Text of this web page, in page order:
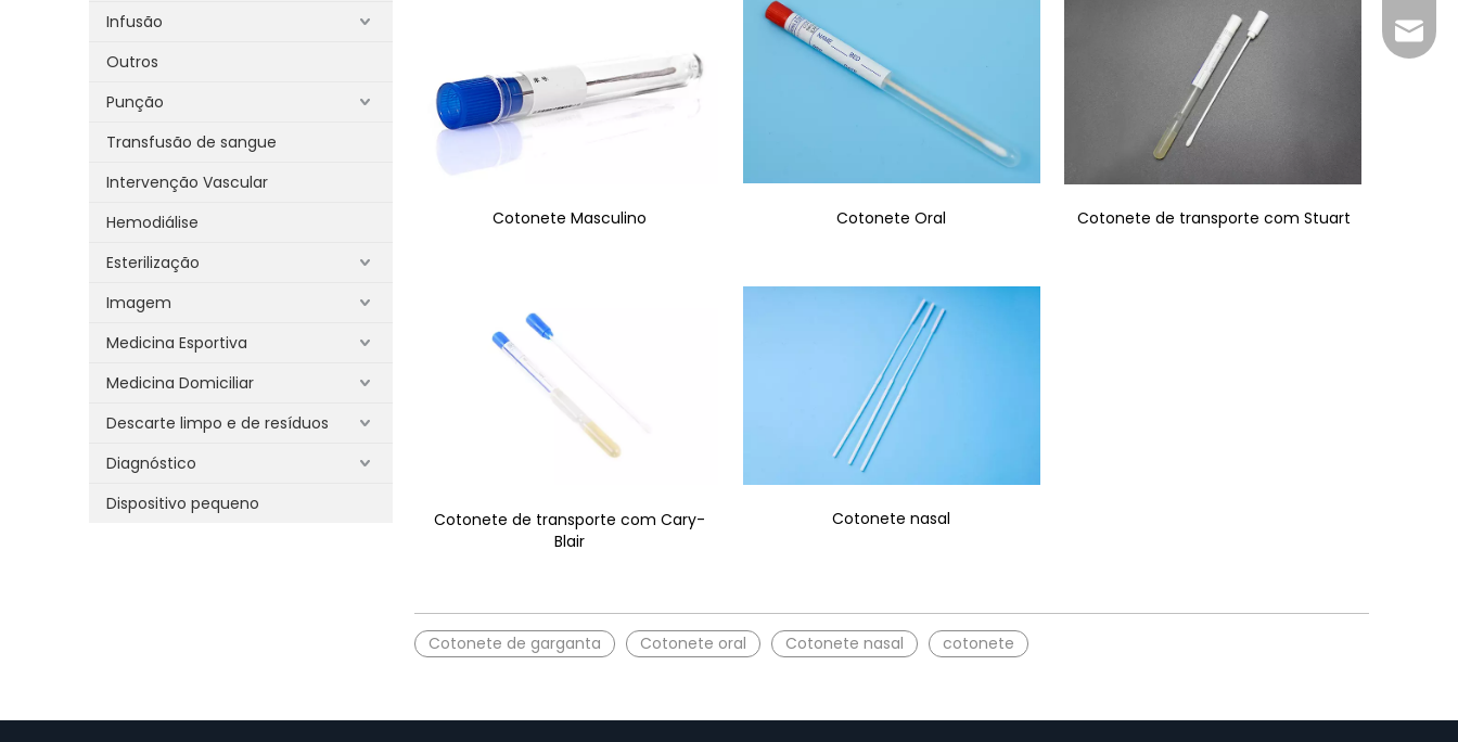
Infusão
Outros
Punção
Transfusão de sangue
Intervenção Vascular
Hemodiálise
Esterilização
Imagem
Medicina Esportiva
Medicina Domiciliar
Descarte limpo e de resíduos
Diagnóstico
Dispositivo pequeno
Cotonete Masculino Cotonete Oral Cotonete de transporte com Stuart
Cotonete de transporte com Cary-
Blair
Cotonete nasal
Cotonete de garganta Cotonete oral Cotonete nasal cotonete